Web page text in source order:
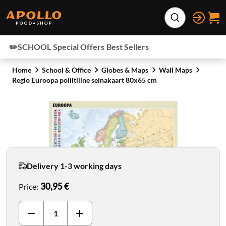
Expand search
✏️SCHOOL Special Offers Best Sellers
Home School & Office Globes & Maps
Wall Maps
Regio Euroopa poliitiline seinakaart 80x65 cm
Delivery 1-3 working days
Price: 30,95 €